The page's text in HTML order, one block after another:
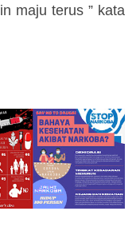
maju terus ” kata